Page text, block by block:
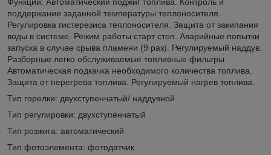
поддержание заданной температуры теплоносителя.
Регулировка гистерезиса теплоносителя. Защита от закипания
воды в системе. Режим работы старт стоп. Аварийные попытки
запуска в случае срыва пламени (9 раз). Регулируемый наддув.
Разборные легко обслуживаемые топливные фильтры.
Автоматическая подкачка необходимого количества топлива.
Защита от перегрева топлива. Регулируемый нагрев топлива.
Тип горелки: двухступенчатый/ наддувной
Тип регулировки: двухступенчатый
Тип розжига: автоматический
Тип фотоэлемента: фотодатчик